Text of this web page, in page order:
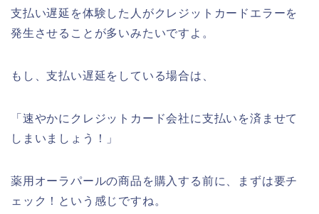
支払い遅延を体験した人がクレジットカードエラーを
発生させることが多いみたいですよ。
もし、支払い遅延をしている場合は、
「速やかにクレジットカード会社に支払いを済ませて
しまいましょう！」
薬用オーラパールの商品を購入する前に、まずは要チ
ェック！という感じですね。